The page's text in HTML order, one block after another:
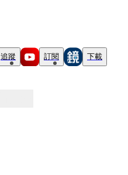
追蹤 訂閱 下載